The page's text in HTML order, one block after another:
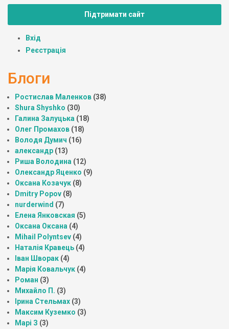
Підтримати сайт
Вхід
Реєстрація
Блоги
Ростислав Маленков (38)
Shura Shyshko (30)
Галина Залуцька (18)
Олег Промахов (18)
Володя Думич (16)
александр (13)
Риша Володина (12)
Олександр Яценко (9)
Оксана Козачук (8)
Dmitry Popov (8)
nurderwind (7)
Елена Янковская (5)
Оксана Оксана (4)
Mihail Polyntsev (4)
Наталія Кравець (4)
Іван Шворак (4)
Марія Ковальчук (4)
Роман (3)
Михайло П. (3)
Ірина Стельмах (3)
Максим Куземко (3)
Марі З (3)